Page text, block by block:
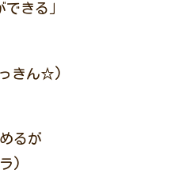
きる」
きん☆)
るが
)